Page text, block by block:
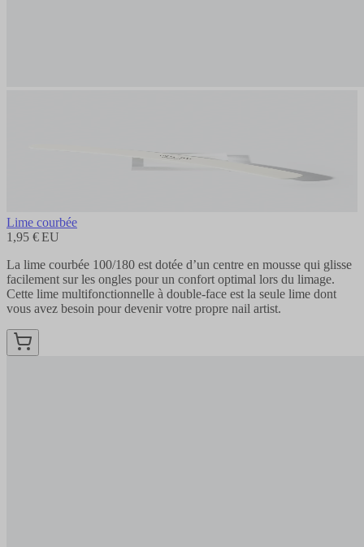
Lime courbée
1,95 € EU
La lime courbée 100/180 est dotée d’un centre en mousse qui glisse
facilement sur les ongles pour un confort optimal lors du limage.
Cette lime multifonctionnelle à double-face est la seule lime dont
vous avez besoin pour devenir votre propre nail artist.